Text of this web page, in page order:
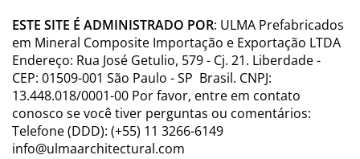
ESTE SITE É ADMINISTRADO POR: ULMA Prefabricados
em Mineral Composite Importação e Exportação LTDA
Endereço: Rua José Getulio, 579 - Cj. 21. Liberdade -
CEP: 01509-001 São Paulo - SP Brasil. CNPJ:
13.448.018/0001-00 Por favor, entre em contato
conosco se você tiver perguntas ou comentários:
Telefone (DDD): (+55) 11 3266-6149
info@ulmaarchitectural.com